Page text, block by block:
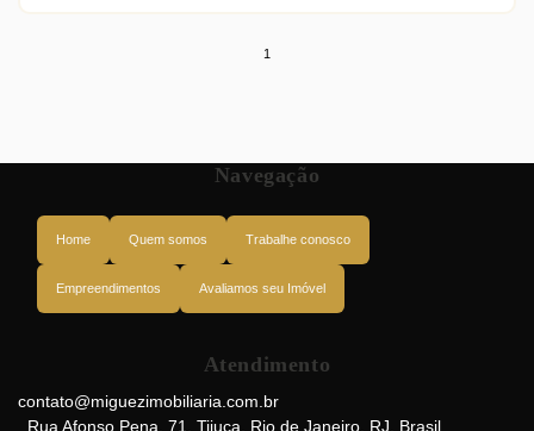
1
Navegação
Home Quem somos Trabalhe conosco
Empreendimentos Avaliamos seu Imóvel
Atendimento
contato@miguezimobiliaria.com.br
Rua Afonso Pena 71 Tijuca Rio de Janeiro RJ
Brasil